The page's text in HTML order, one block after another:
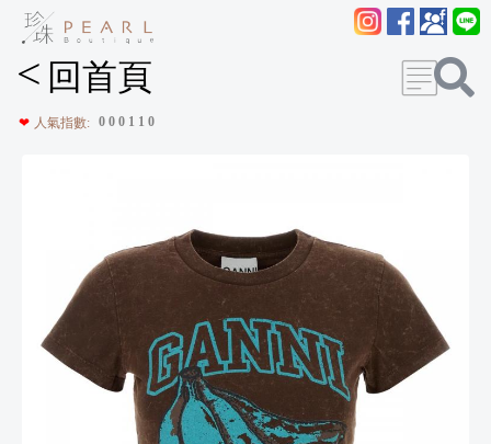
< 回首頁
❤ 人氣指數: 0 0 0 1 1 0